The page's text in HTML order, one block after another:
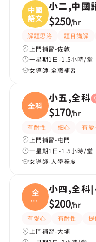
中國
語文
小二,中國
$250/hr
解題思路 題目講解
上門補習-佐敦
一星期1日-1.5小時/堂
女導師-全職補習
全科
小五,全科
$170/hr
有耐性 細心 有愛
上門補習-屯門
一星期1日-1.5小時/堂
女導師-大學程度
全
科|
小五
小四,全科
$200/hr
有愛心 有耐性 提
上門補習-大埔